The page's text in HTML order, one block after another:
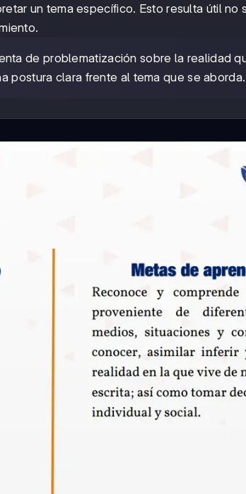
un tema específico. Esto resulta útil no
de problematización sobre la realidad
postura clara frente al tema que se aborda.